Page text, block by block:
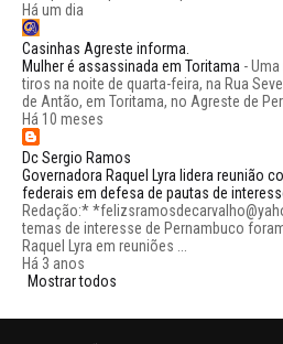
Há um dia
Casinhas Agreste informa.
Mulher é assassinada em Toritama -
tiros na noite de quarta-feira, na Rua
de Antão, em Toritama, no Agreste de
Há 10 meses
Dc Sergio Ramos
Governadora Raquel Lyra lidera reunião
federais em defesa de pautas de
Redação:*
temas de interesse de Pernambuco
Raquel Lyra em reuniões ...
Há 3 anos
Mostrar todos